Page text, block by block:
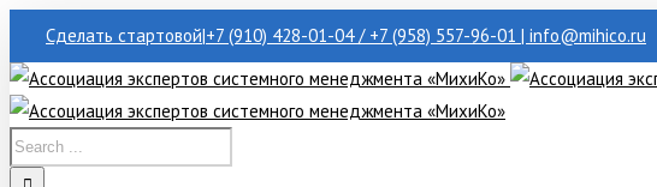
Сделать стартовой|+7 (910) 428-01-04 / +7 (958) 557-96-01 | info@mihico.ru